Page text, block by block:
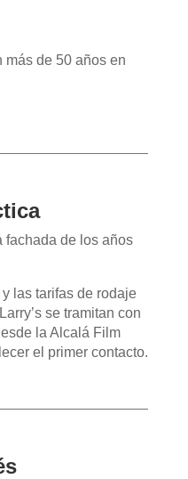
más de 50 años en
fachada de los años
las tarifas de rodaje
se tramitan con
la Alcalá Film
el primer contacto.